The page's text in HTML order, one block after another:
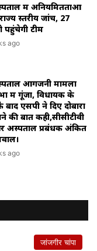
में अनियमितताओं
स्तरीय जांच, 27
पहुंचेगी टीम
ago
आगजनी मामला
में गूंजा, विधायक के
एसपी ने दिए दोबारा
की बात कही,सीसीटीवी
प्रबंधक अंकित
ago
जांजगीर चांपा